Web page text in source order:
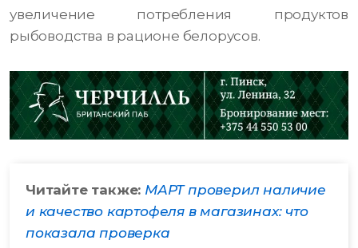
увеличение потребления продуктов
рыбоводства в рационе белорусов.
Читайте также: МАРТ проверил наличие
и качество картофеля в магазинах: что
показала проверка